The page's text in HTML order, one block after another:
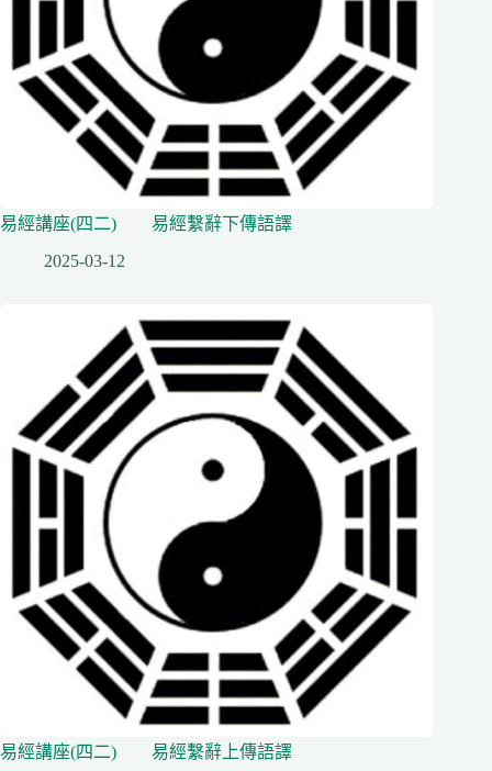
易經講座(四二) 易經繫辭下傳語譯
2025-03-12
易經講座(四二) 易經繫辭上傳語譯